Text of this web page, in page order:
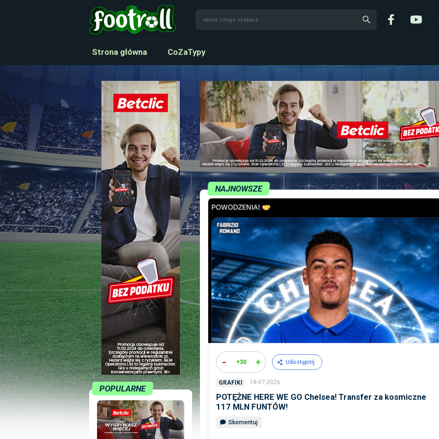
Strona główna CoZaTypy
POPULARNE
NAJNOWSZE
- +30 + Udostępnij
GRAFIKI 18-07-2026
POTĘŻNE HERE WE GO Chelsea! Transfer za kosmiczne
117 MLN FUNTÓW!
Skomentuj